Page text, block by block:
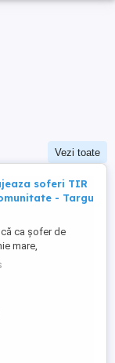
Vezi toate
soferi TIR
- Targu
ca șofer de
mare,
Atunci vino în
șoferi cu
pentru
training
în cadrul